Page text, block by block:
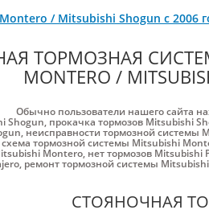
/ Mitsubishi Shogun с 2006
ТОРМОЗНАЯ СИСТЕМА
MONTERO /
Обычно пользователи нашего сайта
Shogun, прокачка тормозов Mitsubishi
,неисправности тормозной системы
схема тормозной системы Mitsubishi
Montero, нет тормозов Mitsubishi
, ремонт тормозной системы
СТОЯНОЧНАЯ